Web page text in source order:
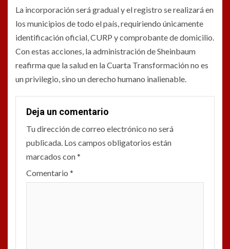
La incorporación será gradual y el registro se realizará en
los municipios de todo el país, requiriendo únicamente
identificación oficial, CURP y comprobante de domicilio.
Con estas acciones, la administración de Sheinbaum
reafirma que la salud en la Cuarta Transformación no es
un privilegio, sino un derecho humano inalienable.
Deja un comentario
Tu dirección de correo electrónico no será
publicada. Los campos obligatorios están
marcados con*
Comentario *